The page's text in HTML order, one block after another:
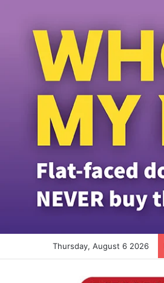
Thursday, August 6 2026